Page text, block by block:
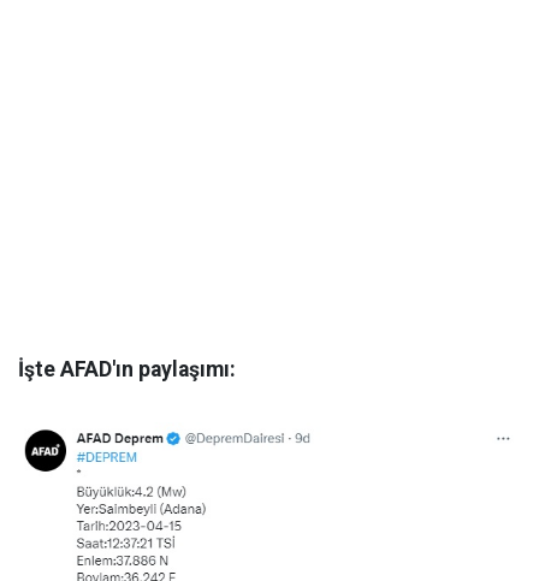
İşte AFAD'ın paylaşımı: